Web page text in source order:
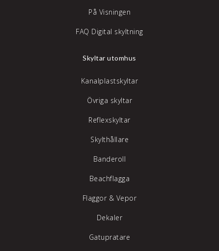
På Visningen
FAQ Digital skyltning
Skyltar utomhus
Kanalplastskyltar
Övriga skyltar
Reflexskyltar
Skylthållare
Banderoll
Beachflagga
Flaggor & Vepor
Dekaler
Gatupratare